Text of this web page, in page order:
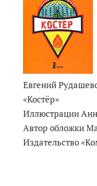
Евгений
«Костёр»
Иллюстрации
Автор обложки
Издательство